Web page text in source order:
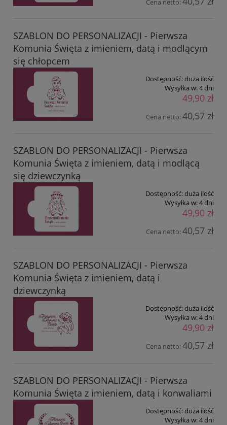
Cena netto:
SZABLON DO PERSONALIZACJI - Pierwsza
Komunia Święta z imieniem, datą i modlącym
się chłopcem
Dostępność:duża ilość
Wysyłka w:4 dni
49,90 zł
Cena netto:40,57 zł
SZABLON DO PERSONALIZACJI - Pierwsza
Komunia Święta z imieniem, datą i modlącą
się dziewczynką
Dostępność:duża ilość
Wysyłka w:4 dni
49,90 zł
Cena netto:40,57 zł
SZABLON DO PERSONALIZACJI - Pierwsza
Komunia Święta z imieniem, datą i
dziewczynką
Dostępność:duża ilość
Wysyłka w:4 dni
49,90 zł
Cena netto:40,57 zł
SZABLON DO PERSONALIZACJI - Pierwsza
Komunia Święta z imieniem, datą i konwaliami
Dostępność:duża ilość
Wysyłka w:4 dni